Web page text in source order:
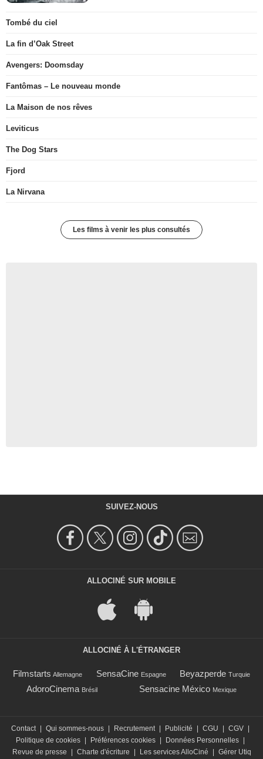
Tombé du ciel
La fin d’Oak Street
Avengers: Doomsday
Fantômas – Le nouveau monde
La Maison de nos rêves
Leviticus
The Dog Stars
Fjord
La Nirvana
Les films à venir les plus consultés
SUIVEZ-NOUS
ALLOCINÉ SUR MOBILE
ALLOCINÉ À L'ÉTRANGER
Filmstarts Allemagne SensaCine Espagne Beyazperde Turquie
AdoroCinema Brésil Sensacine México Mexique
Contact | Qui sommes-nous | Recrutement | Publicité | CGU | CGV |
Politique de cookies | Préférences cookies | Données Personnelles |
Revue de presse
| Charte d'écriture | Les services AlloCiné | Gérer Utiq